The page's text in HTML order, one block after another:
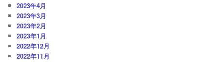
2023年4月
2023年3月
2023年2月
2023年1月
2022年12月
2022年11月